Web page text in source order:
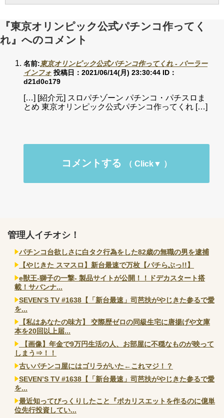
『東京オリンピック公式パチンコ作ってく
れ』へのコメント
名前:東京オリンピック公式パチンコ作ってくれ - パーラー
インフォ 投稿日：2021/06/14(月) 23:30:44 ID：
d21d0c179
[…] [紹介元] スロパチゾーン パチンコ・パチスロま
とめ 東京オリンピック公式パチンコ作ってくれ […]
コメントする
管理人イチオシ！
パチンコ台欲しさに白タク行為をした82歳の無職の男を逮捕
【やじきた スマスロ】新台最速で万枚【パチらぶっ!!】
e獣王-獅子の一撃- 製品サイトが公開！！ドデカスタート搭
載！サバンナ...
SEVEN’S TV #1638【「新台最速」司芭扶がやじきた参るで愛
を...
【私はあなたの味方】 交際歴ゼロの同級生宅に唐揚げや文庫
本を20回以上届...
【画像】年金で9万円生活の人、お部屋に不穏なものが映って
しまう⇒！！
古いパチンコ屋にはゴリラがいた←これマジ！？
SEVEN’S TV #1638【「新台最速」司芭扶がやじきた参るで愛
を...
最近知ってびっくりしたこと『ポカリスエットを作るのに億単
位先行投資してい...